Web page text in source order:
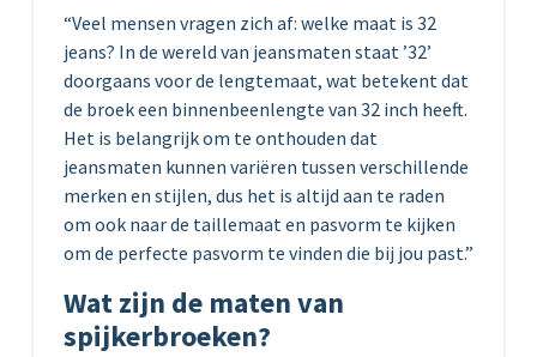
“Veel mensen vragen zich af: welke maat is 32
jeans? In de wereld van jeansmaten staat ’32’
doorgaans voor de lengtemaat, wat betekent dat
de broek een binnenbeenlengte van 32 inch heeft.
Het is belangrijk om te onthouden dat
jeansmaten kunnen variëren tussen verschillende
merken en stijlen, dus het is altijd aan te raden
om ook naar de taillemaat en pasvorm te kijken
om de perfecte pasvorm te vinden die bij jou past.”
Wat zijn de maten van
spijkerbroeken?